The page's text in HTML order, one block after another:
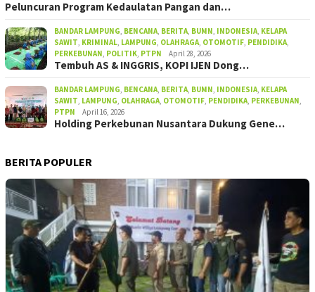
Peluncuran Program Kedaulatan Pangan dan…
BANDAR LAMPUNG, BENCANA, BERITA, BUMN, INDONESIA, KELAPA
SAWIT, KRIMINAL, LAMPUNG, OLAHRAGA, OTOMOTIF, PENDIDIKA,
PERKEBUNAN, POLITIK, PTPN April 28, 2026
Tembuh AS & INGGRIS, KOPI IJEN Dong…
BANDAR LAMPUNG, BENCANA, BERITA, BUMN, INDONESIA, KELAPA
SAWIT, LAMPUNG, OLAHRAGA, OTOMOTIF, PENDIDIKA, PERKEBUNAN,
PTPN
April 16, 2026
Holding Perkebunan Nusantara Dukung Gene…
BERITA POPULER